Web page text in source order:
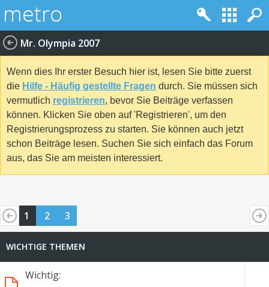
Mr. Olympia 2007
Wenn dies Ihr erster Besuch hier ist, lesen Sie bitte zuerst
die Hilfe - Häufig gestellte Fragen durch. Sie müssen sich
vermutlich registrieren, bevor Sie Beiträge verfassen
können. Klicken Sie oben auf 'Registrieren', um den
Registrierungsprozess zu starten. Sie können auch jetzt
schon Beiträge lesen. Suchen Sie sich einfach das Forum
aus, das Sie am meisten interessiert.
1 2 3
WICHTIGE THEMEN
Wichtig: